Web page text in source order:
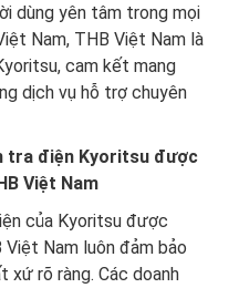
dùng yên tâm trong mọi
Nam, THB Việt Nam là
cam kết mang
dịch vụ hỗ trợ chuyên
tra điện Kyoritsu được
Việt Nam
của Kyoritsu được
Việt Nam luôn đảm bảo
xứ rõ ràng. Các doanh